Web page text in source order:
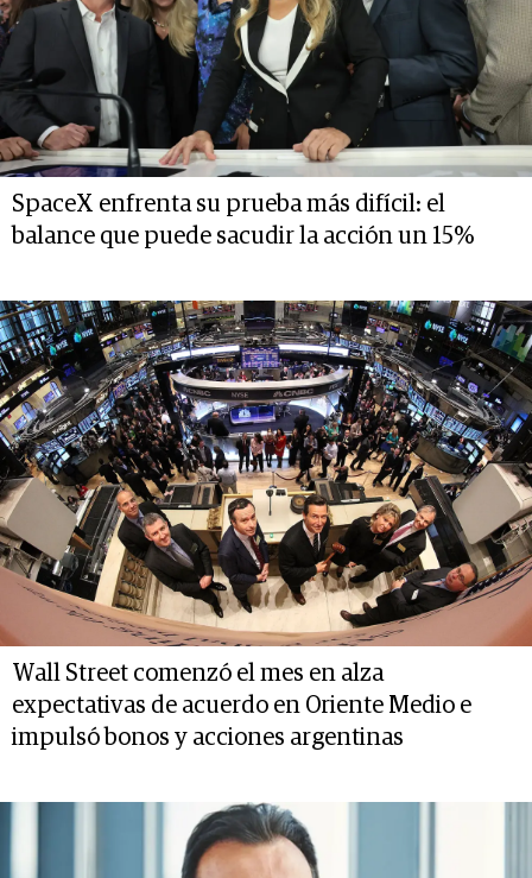
SpaceX enfrenta su prueba más difícil: el
balance que puede sacudir la acción un 15%
Wall Street comenzó el mes en alza
expectativas de acuerdo en Oriente Medio e
impulsó bonos y acciones argentinas